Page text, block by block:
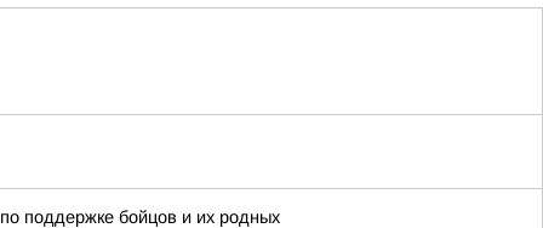
поддержке бойцов и их родных